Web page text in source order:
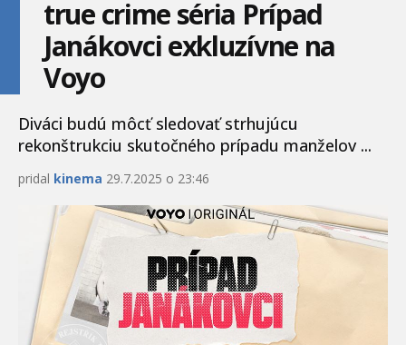
true crime séria Prípad
Janákovci exkluzívne na
Voyo
Diváci budú môcť sledovať strhujúcu
rekonštrukciu skutočného prípadu manželov ...
pridal kinema 29.7.2025 o 23:46